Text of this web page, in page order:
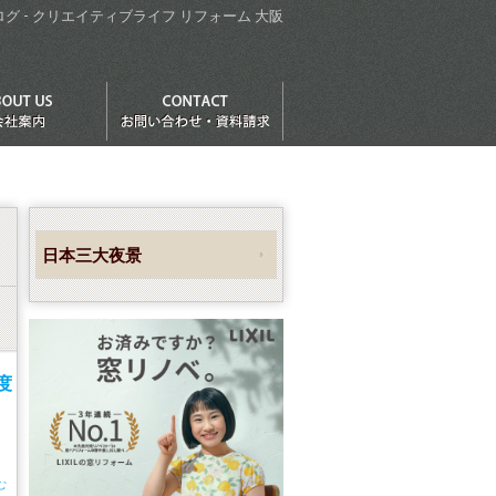
グ - クリエイティブライフ リフォーム 大阪
日本三大夜景